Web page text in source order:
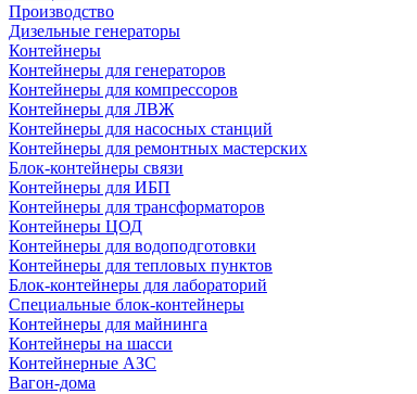
Производство
Дизельные генераторы
Контейнеры
Контейнеры для генераторов
Контейнеры для компрессоров
Контейнеры для ЛВЖ
Контейнеры для насосных станций
Контейнеры для ремонтных мастерских
Блок-контейнеры связи
Контейнеры для ИБП
Контейнеры для трансформаторов
Контейнеры ЦОД
Контейнеры для водоподготовки
Контейнеры для тепловых пунктов
Блок-контейнеры для лабораторий
Специальные блок-контейнеры
Контейнеры для майнинга
Контейнеры на шасси
Контейнерные АЗС
Вагон-дома